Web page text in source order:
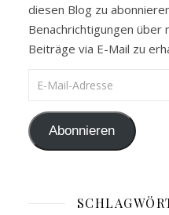
diesen Blog zu
Benachrichtigungen über
Beiträge via E-Mail zu
E-Mail-Adresse
Abonnieren